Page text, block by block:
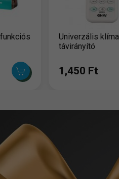
Univerzális klíma
távirányító
1,450 Ft